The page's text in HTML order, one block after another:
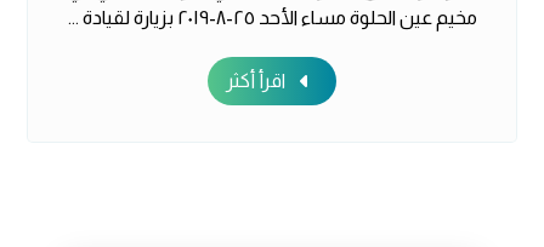
مخيم عين الحلوة مساء الأحد ٢٥-٨-٢٠١٩ بزيارة لقيادة ...
اقرأ أكثر